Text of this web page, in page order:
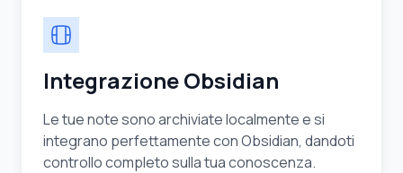
Integrazione Obsidian
Le tue note sono archiviate localmente e si
integrano perfettamente con Obsidian, dandoti
controllo completo sulla tua conoscenza.